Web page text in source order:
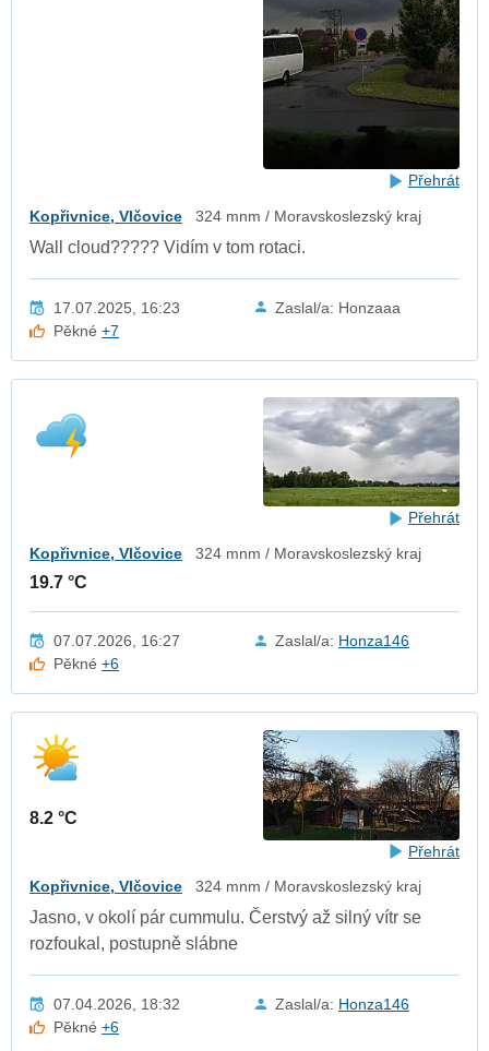
Přehrát
Kopřivnice, Vlčovice 324 mnm / Moravskoslezský kraj
Wall cloud????? Vidím v tom rotaci.
17.07.2025, 16:23
Zaslal/a: Honzaaa
Pěkné+7
Přehrát
Kopřivnice, Vlčovice 324 mnm / Moravskoslezský kraj
19.7 °C
07.07.2026, 16:27 Zaslal/a: Honza146
Pěkné+6
8.2 °C
Přehrát
Kopřivnice, Vlčovice 324 mnm / Moravskoslezský kraj
Jasno, v okolí pár cummulu. Čerstvý až silný vítr se
rozfoukal, postupně slábne
07.04.2026, 18:32 Zaslal/a: Honza146
Pěkné+6